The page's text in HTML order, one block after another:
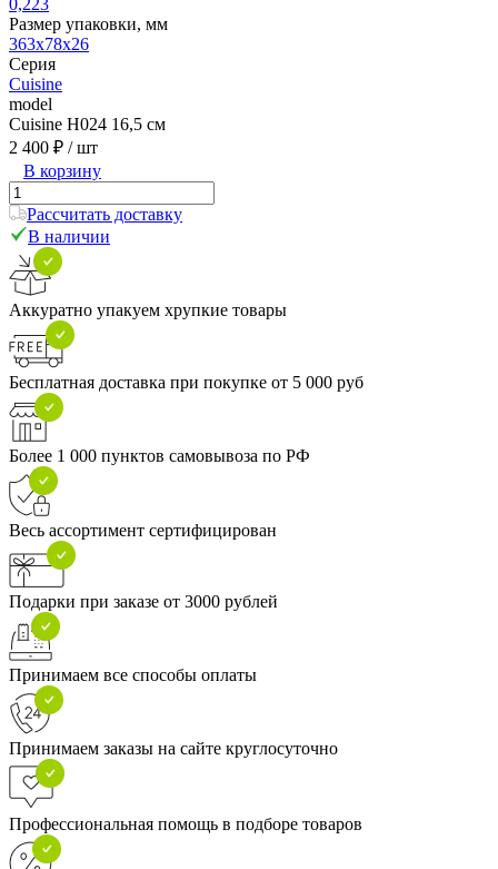
Размер упаковки, мм
363x78x26
Серия
Cuisine
model
Cuisine H024 16,5 см
2 400 ₽ / шт
В корзину
Рассчитать доставку
В наличии
Аккуратно упакуем хрупкие товары
Бесплатная доставка при покупке от 5 000 руб
Более 1 000 пунктов самовывоза по РФ
Весь ассортимент сертифицирован
Подарки при заказе от 3000 рублей
Принимаем все способы оплаты
Принимаем заказы на сайте круглосуточно
Профессиональная помощь в подборе товаров